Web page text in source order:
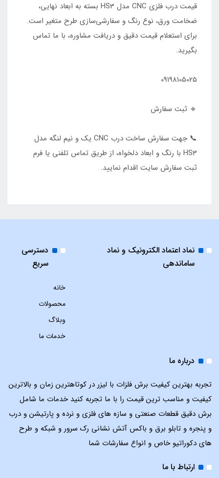
قیمت درب فلزی CNC مدل HS3 بسته به ابعاد نهایی،
ضخامت ورق، نوع رنگ و سفارشی‌سازی طرح متغیر است.
برای استعلام قیمت دقیق و دریافت مشاوره، با ما تماس
بگیرید.
09198105025
🔹 ثبت سفارش
📞 جهت سفارش ساخت درب CNC یک و نیم لنگه مدل
HS3 با رنگ و ابعاد دلخواه، از طریق تماس تلفنی یا فرم
ثبت سفارش سایت اقدام نمایید.
نماد اعتماد الکترونیک و نماد
ساماندهی
دسترسی
سریع
خانه
محصولات
وبلاگ
خدمات ما
درباره ما
تجربه بهترین کیفیت برش فلزات با لیزر در کوتاهترین زمان و بالاترین
کیفیت و مناسب ترین قیمت را با ما تجربه کنید خدمات ما شامل
برش دقیق قطعات صنعتی و سازه های فلزی و نرده و پارتیشن و درب
و پنجره و تابلو برق و باکس آتش نشانی رک سرور و شبکه و طرح
های دکوراتیو خاص و انواع سفارشات شما
ارتباط با ما